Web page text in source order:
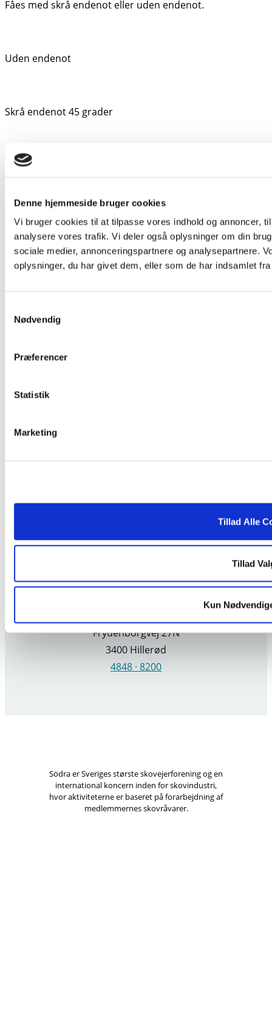
Denne hjemmeside bruger cookies
Vi bruger cookies til at tilpasse vores indhold og annoncer,
analysere vores trafik. Vi deler også oplysninger om din
sociale medier, annonceringspartnere og analysepartnere.
oplysninger, du har givet dem, eller som de har indsamlet
Nødvendig
Præferencer
Statistik
Marketing
Tillad Alle
Tillad
Kun
Fåes med skrå endenot eller uden endenot.
Uden endenot
Skrå endenot 45 grader
Skrå endenot 45 grader
Alle vores behandlede profilbrædder leveres selvfølgelig i
beskyttende plastfolie (6 stk. pr. bundt) samt med
monteringsvejledning.
19×125 mm: 378 stk. pr. pakke
19×100 mm: 462 stk. pr. pakke
Om Södra
Om Södra Wood
Cookies
Frydenborgvej 27N
3400 Hillerød
4848 · 8200
Södra er Sveriges største skovejerforening og en
international koncern inden for skovindustri,
hvor aktiviteterne er baseret på forarbejdning af
medlemmernes skovråvarer.